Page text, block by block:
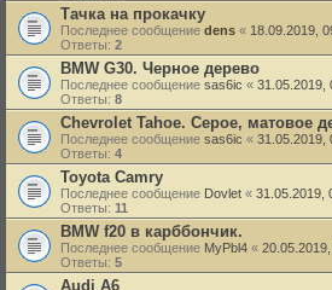
Тачка на прокачку
Последнее сообщение dens « 18.09.2019,
Ответы: 2
BMW G30. Черное дерево
Последнее сообщение sas6ic « 31.05.2019,
Ответы: 8
Chevrolet Tahoe. Серое, матовое
Последнее сообщение sas6ic « 31.05.2019,
Ответы: 4
Toyota Camry
Последнее сообщение Dovlet « 31.05.2019,
Ответы: 11
BMW f20 в карббончик.
Последнее сообщение MyPbl4 «
Ответы: 5
Audi A6